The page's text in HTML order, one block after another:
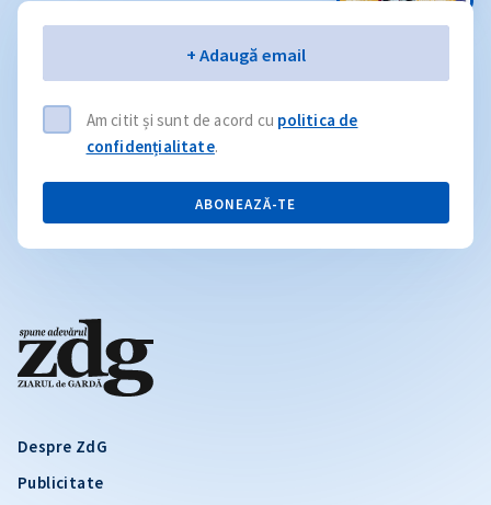
Despre ZdG
Publicitate
+ Adaugă email
Am citit și sunt de acord cu politica de
confidențialitate.
ABONEAZĂ-TE